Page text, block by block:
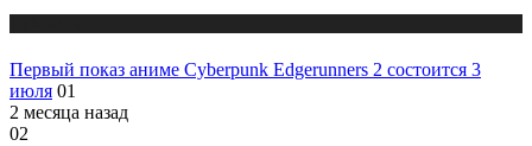
Первый показ аниме Cyberpunk Edgerunners 2 состоится 3
июля 01
2 месяца назад
02